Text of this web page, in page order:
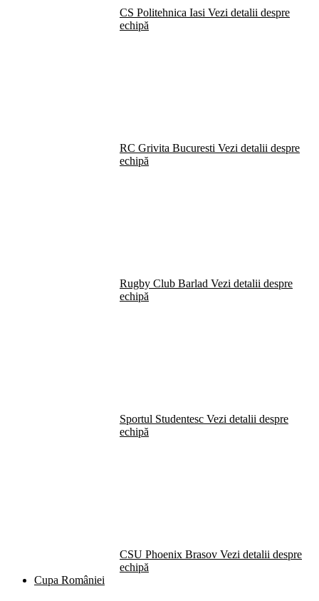
CS Politehnica Iasi Vezi detalii despre
echipă
RC Grivita Bucuresti Vezi detalii despre
echipă
Rugby Club Barlad Vezi detalii despre
echipă
Sportul Studentesc Vezi detalii despre
echipă
CSU Phoenix Brasov Vezi detalii despre
echipă
Cupa României